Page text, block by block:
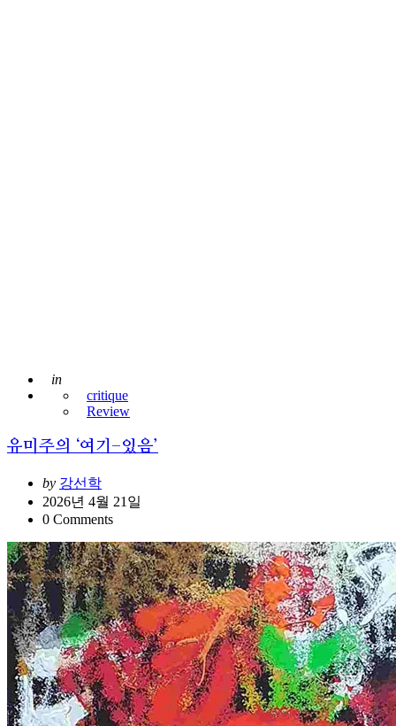
Posted
in
critique
Review
유미주의 ‘여기-있음’
Posted
by 강선학
2026년 4월 21일
0 Comments